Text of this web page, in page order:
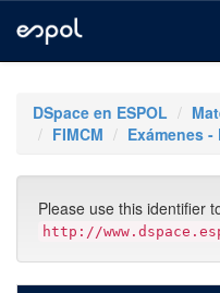
navigationDSpace en ESPOL
FIMCM
Exámenes -
Please use this identifier
http://